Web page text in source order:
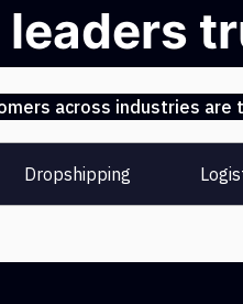
across industries
Dropshipping